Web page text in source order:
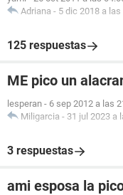
Adriana - 5 dic 2018 a las
125 respuestas
ME pico un
lesperan - 6 sep 2012 a las
Miligarcia - 31 jul 2023 a
3 respuestas
ami esposa la